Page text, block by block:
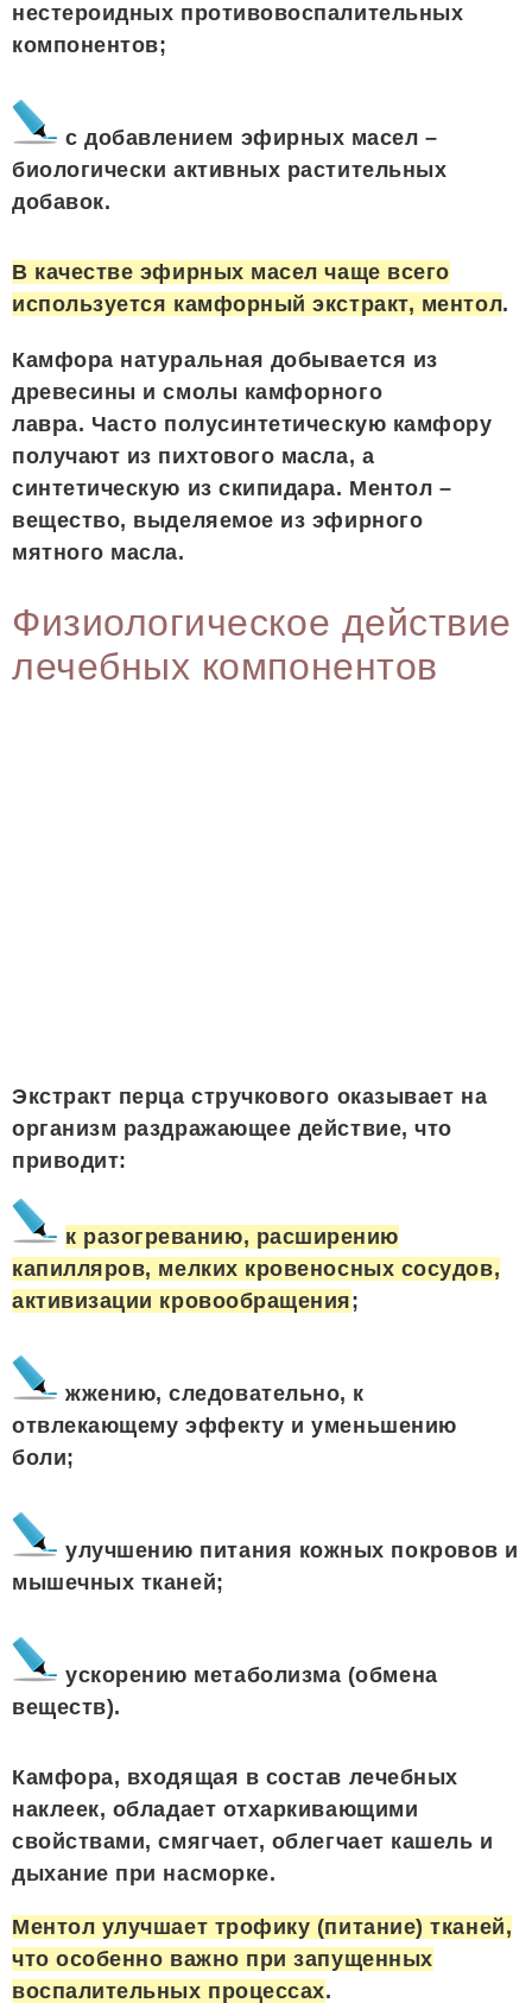
нестероидных противовоспалительных
компонентов;
с добавлением эфирных масел –
биологически активных растительных
добавок.
В качестве эфирных масел чаще всего
используется камфорный экстракт, ментол.
Камфора натуральная добывается из
древесины и смолы камфорного
лавра. Часто полусинтетическую камфору
получают из пихтового масла, а
синтетическую из скипидара. Ментол –
вещество, выделяемое из эфирного
мятного масла.
Физиологическое действие
лечебных компонентов
Экстракт перца стручкового оказывает на
организм раздражающее действие, что
приводит:
к разогреванию, расширению
капилляров, мелких кровеносных сосудов,
активизации кровообращения;
жжению, следовательно, к
отвлекающему эффекту и уменьшению
боли;
улучшению питания кожных покровов и
мышечных тканей;
ускорению метаболизма (обмена
веществ).
Камфора, входящая в состав лечебных
наклеек, обладает отхаркивающими
свойствами, смягчает, облегчает кашель и
дыхание при насморке.
Ментол улучшает трофику (питание) тканей,
что особенно важно при запущенных
воспалительных процессах.